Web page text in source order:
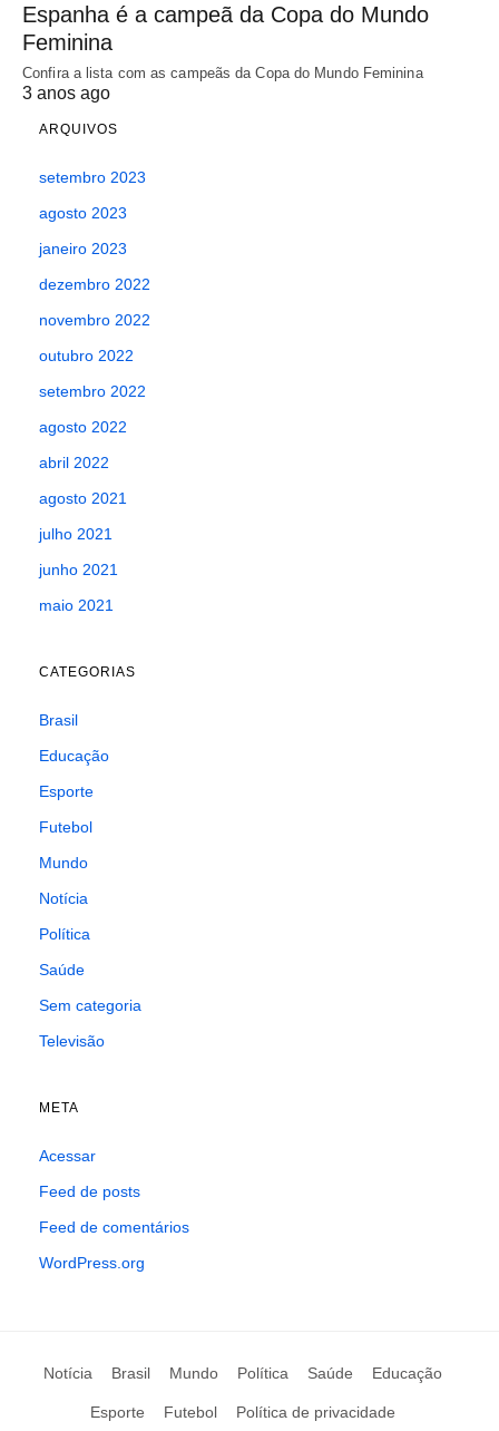
Espanha é a campeã da Copa do Mundo
Feminina
Confira a lista com as campeãs da Copa do Mundo Feminina
3 anos ago
ARQUIVOS
setembro 2023
agosto 2023
janeiro 2023
dezembro 2022
novembro 2022
outubro 2022
setembro 2022
agosto 2022
abril 2022
agosto 2021
julho 2021
junho 2021
maio 2021
CATEGORIAS
Brasil
Educação
Esporte
Futebol
Mundo
Notícia
Política
Saúde
Sem categoria
Televisão
META
Acessar
Feed de posts
Feed de comentários
WordPress.org
Notícia Brasil Mundo Política Saúde Educação
Esporte Futebol Política de privacidade